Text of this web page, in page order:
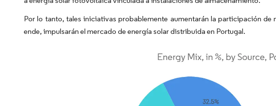
Por lo tanto, tales iniciativas probablemente aumentarán la participación
ende, impulsarán el mercado de energía solar distribuida en Portugal.